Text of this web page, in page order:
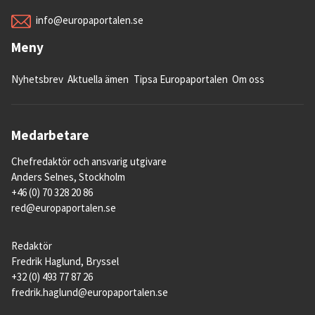
vilken väg tar de?
Medelhavet via Turkiet till Grekland, den
västra via Marocko till Spanien.
Österifrån är det främst människor från
har kommit.
På centrala Medelhavet har det varit
människor från Eritrea, Nigeria, Guinea,
info@europaportalen.se
Meny
Nyhetsbrev Aktuella ämen Tipsa Europaportalen Om oss
Medarbetare
Chefredaktör och ansvarig utgivare
Anders Selnes, Stockholm
+46 (0) 70 328 20 86
red@europaportalen.se
Redaktör
Fredrik Haglund, Bryssel
+32 (0) 493 77 87 26
fredrik.haglund@europaportalen.se